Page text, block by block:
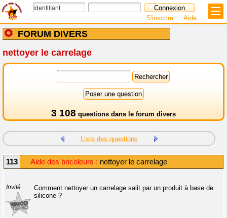
FORUM DIVERS
S'inscrire Aide
nettoyer le carrelage
3 108 questions dans le forum divers
Liste des questions
113 Aide des bricoleurs : nettoyer le carrelage
Invité
Comment nettoyer un carrelage salit par un produit à base de
silicone ?